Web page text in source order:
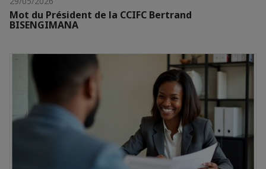
Mot du Président de la CCIFC Bertrand
BISENGIMANA